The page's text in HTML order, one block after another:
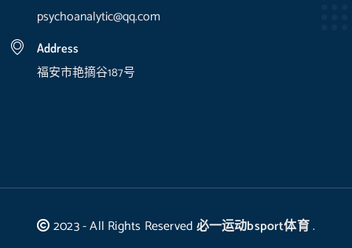
psychoanalytic@qq.com
Address
福安市艳摘谷187号
2023 - All Rights Reserved必一运动bsport体育.